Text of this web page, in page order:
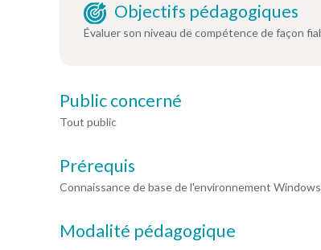
Objectifs pédagogiques
Évaluer son niveau de compétence de façon
Public concerné
Tout public
Prérequis
Connaissance de base de l'environnement
Modalité pédagogique